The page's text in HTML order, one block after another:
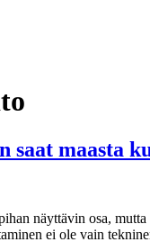
maasta
näyttävin osa,
ei ole vain